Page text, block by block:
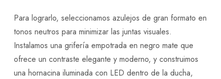
Para lograrlo, seleccionamos azulejos de gran formato en
tonos neutros para minimizar las juntas visuales.
Instalamos una grifería empotrada en negro mate que
ofrece un contraste elegante y moderno, y construimos
una hornacina iluminada con LED dentro de la ducha,